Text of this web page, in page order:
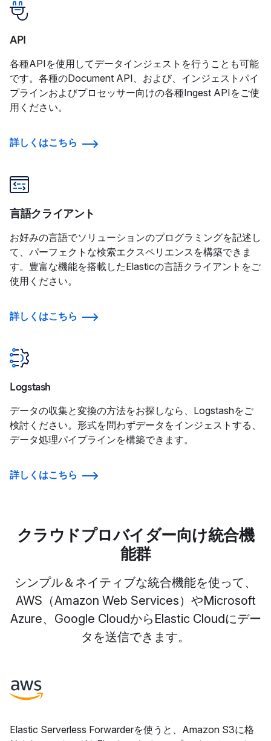
API
各種APIを使用してデータインジェストを行うことも可能
です。各種のDocument API、および、インジェストパイ
プラインおよびプロセッサー向けの各種Ingest APIをご使
用ください。
詳しくはこちら
言語クライアント
お好みの言語でソリューションのプログラミングを記述し
て、パーフェクトな検索エクスペリエンスを構築できま
す。豊富な機能を搭載したElasticの言語クライアントをご
使用ください。
詳しくはこちら
Logstash
データの収集と変換の方法をお探しなら、Logstashをご
検討ください。形式を問わずデータをインジェストする、
データ処理パイプラインを構築できます。
詳しくはこちら
クラウドプロバイダー向け統合機
能群
シンプル＆ネイティブな統合機能を使って、
AWS（Amazon Web Services）やMicrosoft
Azure、Google CloudからElastic Cloudにデー
タを送信できます。
Elastic Serverless Forwarderを使うと、Amazon S3に格